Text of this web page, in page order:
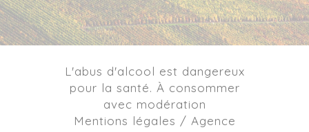
L'abus d'alcool est dangereux
pour la santé. À consommer
avec modération
Mentions légales / Agence